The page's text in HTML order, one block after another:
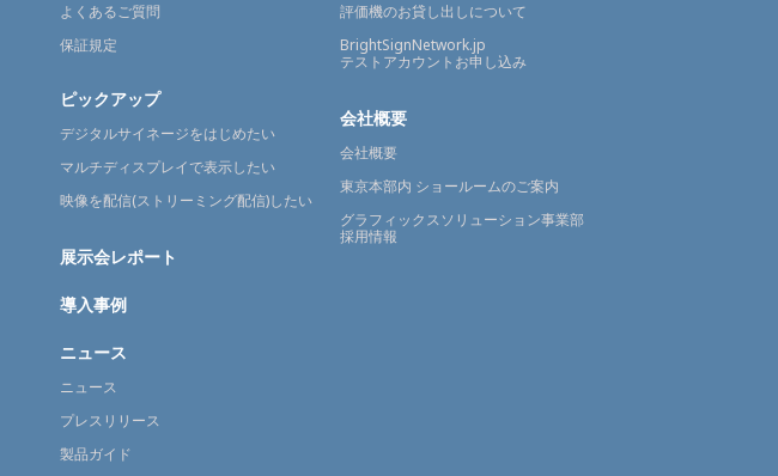
よくあるご質問
保証規定
ピックアップ
デジタルサイネージをはじめたい
マルチディスプレイで表示したい
映像を配信(ストリーミング配信)したい
展示会レポート
導入事例
ニュース
ニュース
プレスリリース
製品ガイド
評価機のお貸し出しについて
BrightSignNetwork.jp
テストアカウントお申し込み
会社概要
会社概要
東京本部内 ショールームのご案内
グラフィックスソリューション事業部
採用情報